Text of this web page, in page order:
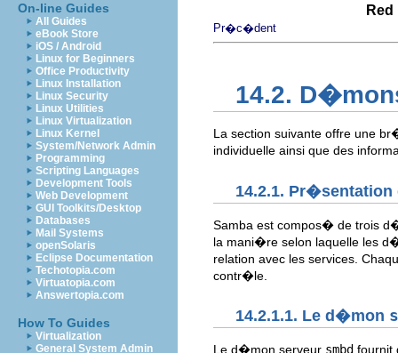
On-line Guides
All Guides
eBook Store
iOS / Android
Linux for Beginners
Office Productivity
Linux Installation
Linux Security
Linux Utilities
Linux Virtualization
Linux Kernel
System/Network Admin
Programming
Scripting Languages
Development Tools
Web Development
GUI Toolkits/Desktop
Databases
Mail Systems
openSolaris
Eclipse Documentation
Techotopia.com
Virtuatopia.com
Answertopia.com
How To Guides
Virtualization
General System Admin
Pr�c�dent
14.2.
La section suivante offre une
individuelle ainsi que des
14.2.1.
Samba est compos� de trois
la mani�re selon laquelle les
relation avec les services.
contr�le.
14.2.1.1. Le d�mon
Le d�mon serveur smbd fournit